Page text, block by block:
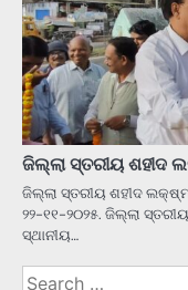
ଜିଲ୍ଲା ସ୍ତରୀୟ ଶହୀଦ
ଜିଲ୍ଲା ସ୍ତରୀୟ ଶହୀଦ
୨୨-୧୧-୨୦୨୫. ଜିଲ୍ଲା
ସ୍ଥାନୀୟ…
Search